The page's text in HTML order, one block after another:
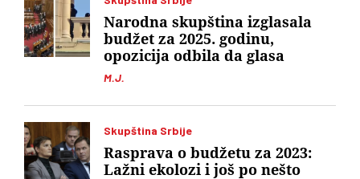
M.J.
Narodna skupština izglasala
budžet za 2025. godinu,
opozicija odbila da glasa
Skupština Srbije
Rasprava o budžetu za 2023:
Lažni ekolozi i još po nešto